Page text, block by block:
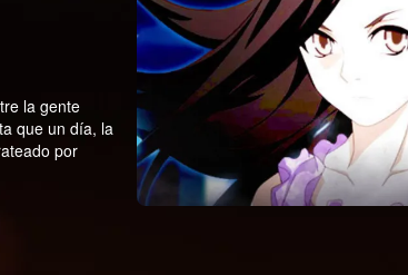
la gente
que un día, la
por